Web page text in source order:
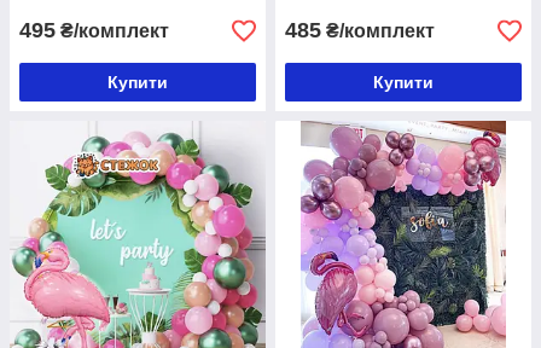
495 ₴/комплект
Купити
485 ₴/комплект
Купити